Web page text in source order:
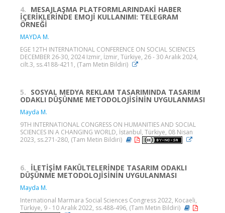
4. MESAJLAŞMA PLATFORMLARINDAKİ HABER
İÇERİKLERİNDE EMOJİ KULLANIMI: TELEGRAM
ÖRNEĞİ
MAYDA M.
EGE 12TH INTERNATIONAL CONFERENCE ON SOCIAL SCIENCES
DECEMBER 26-30, 2024 Izmir, İzmir, Türkiye, 26 - 30 Aralık 2024,
cilt.3, ss.4188-4211, (Tam Metin Bildiri)
5. SOSYAL MEDYA REKLAM TASARIMINDA TASARIM
ODAKLI DÜŞÜNME METODOLOJİSİNİN UYGULANMASI
Mayda M.
9TH INTERNATIONAL CONGRESS ON HUMANITIES AND SOCIAL
SCIENCES IN A CHANGING WORLD, İstanbul, Türkiye, 08 Nisan
2023, ss.271-280, (Tam Metin Bildiri)
6. İLETİŞİM FAKÜLTELERİNDE TASARIM ODAKLI
DÜŞÜNME METODOLOJİSİNİN UYGULANMASI
Mayda M.
International Marmara Social Sciences Congress 2022, Kocaeli,
Türkiye, 9 - 10 Aralık 2022, ss.488-496, (Tam Metin Bildiri)